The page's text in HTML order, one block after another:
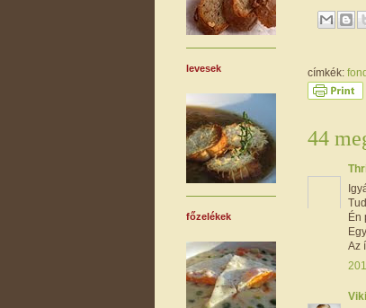
címkék:
44
Én
Az
Viki
levesek
főzelékek